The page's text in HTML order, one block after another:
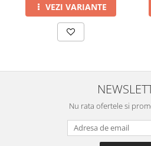
VEZI VARIANTE
Nu rata ofertele si